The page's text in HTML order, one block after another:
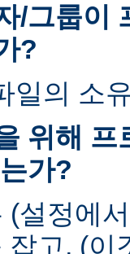
/그룹이
?
일의 소
위해
가?
(설정에
잡고, (